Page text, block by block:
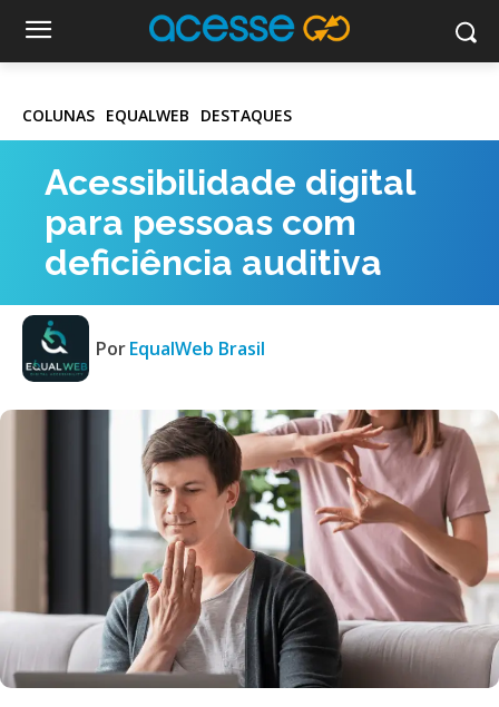
COLUNAS EQUALWEB DESTAQUES
Acessibilidade digital
para pessoas com
deficiência auditiva
PorEqualWeb Brasil